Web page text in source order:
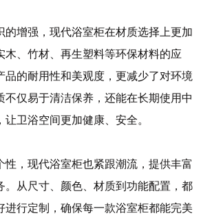
的增强，现代浴室柜在材质选择上更加
木、竹材、再生塑料等环保材料的应
品的耐用性和美观度，更减少了对环境
不仅易于清洁保养，还能在长期使用中
卫浴空间更加健康、安全。
性，现代浴室柜也紧跟潮流，提供丰富
。从尺寸、颜色、材质到功能配置，都
进行定制，确保每一款浴室柜都能完美